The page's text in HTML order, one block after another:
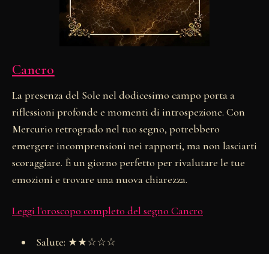
Cancro
La presenza del Sole nel dodicesimo campo porta a
riflessioni profonde e momenti di introspezione. Con
Mercurio retrogrado nel tuo segno, potrebbero
emergere incomprensioni nei rapporti, ma non lasciarti
scoraggiare. È un giorno perfetto per rivalutare le tue
emozioni e trovare una nuova chiarezza.
Leggi l'oroscopo completo del segno Cancro
Salute: ★★☆☆☆